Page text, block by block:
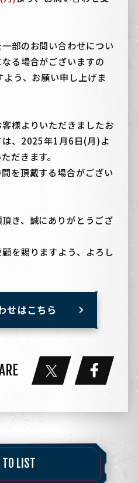
部のお問い合わせについ
る場合がございますの
う、お願い申し上げま
様よりいただきましたお
は、2025年1月6日(月)よ
だきます。
を頂戴する場合がござい
き、誠にありがとうござ
を賜りますよう、よろし
せはこちら
TO LIST